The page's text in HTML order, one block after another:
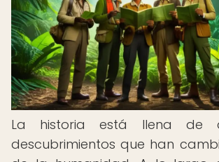
La historia está llena de
descubrimientos que han